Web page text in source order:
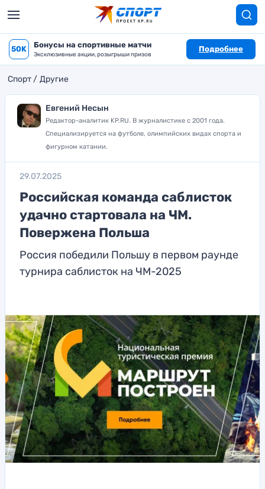
50K Бонусы на спортивные матчи
Эксклюзивные акции, розыгрыши призов
Подробнее
Спорт Другие
Евгений Несын
Редактор-аналитик KP.RU. В журналистике с 2001 года.
Специализируется на футболе, олимпийских видах спорта и
фигурном катании.
29.07.2025
Российская команда саблисток
удачно стартовала на ЧМ.
Повержена Польша
Россия победили Польшу в первом раунде
турнира саблисток на ЧМ-2025